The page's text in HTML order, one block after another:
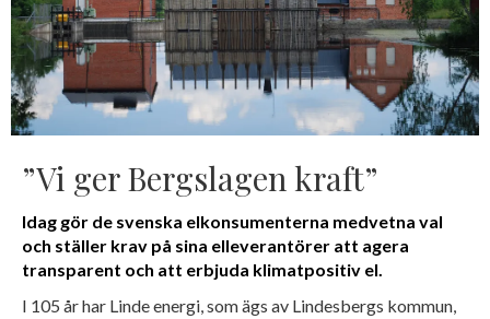
”Vi ger Bergslagen kraft”
Idag gör de svenska elkonsumenterna medvetna val
och ställer krav på sina elleverantörer att agera
transparent och att erbjuda klimatpositiv el.
I 105 år har Linde energi, som ägs av Lindesbergs kommun,